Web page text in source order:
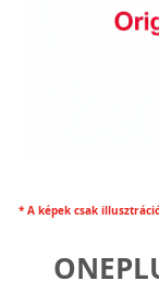
* A képek csak